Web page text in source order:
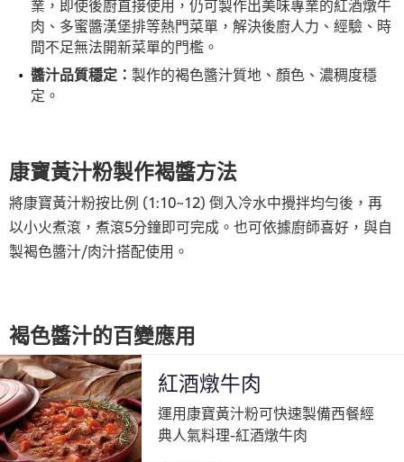
業，即使後廚直接使用，仍可製作出美味專業的紅酒燉牛
肉、多蜜醬漢堡排等熱門菜單，解決後廚人力、經驗、時
間不足無法開新菜單的門檻。
醬汁品質穩定： 製作的褐色醬汁質地、顏色、濃稠度穩
定。
康寶黃汁粉製作褐醬方法
將康寶黃汁粉按比例 (1:10~12) 倒入冷水中攪拌均勻後，再
以小火煮滾，煮滾5分鐘即可完成。也可依據廚師喜好，與自
製褐色醬汁/肉汁搭配使用。
褐色醬汁的百變應用
紅酒燉牛肉
運用康寶黃汁粉可快速製備西餐經
典人氣料理-紅酒燉牛肉